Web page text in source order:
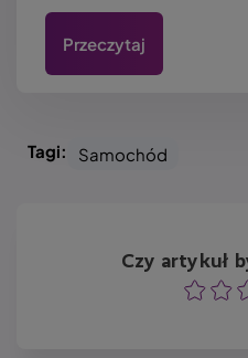
Przeczytaj
Tagi: Samochód
Czy artykuł